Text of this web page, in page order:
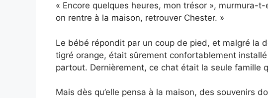
« Encore quelques heures, mon trésor », murmura-
on rentre à la maison, retrouver Chester. »
Le bébé répondit par un coup de pied, et malgré la
tigré orange, était sûrement confortablement
partout. Dernièrement, ce chat était la seule famille
Mais dès qu’elle pensa à la maison, des souvenirs